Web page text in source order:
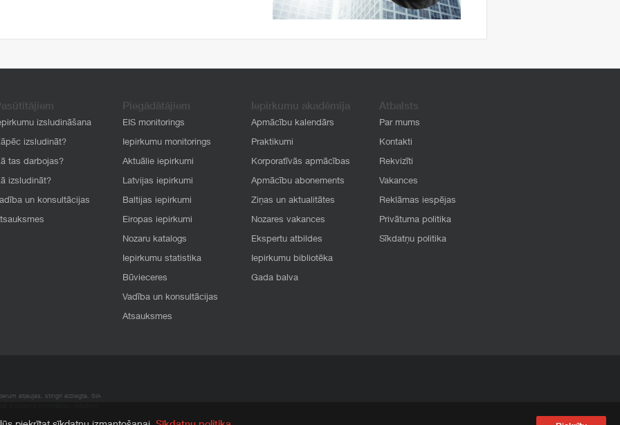
izsludināšana
izsludināt?
tas darbojas?
izsludināt?
un konsultācijas
Piegādātājiem
EIS monitorings
Iepirkumu monitorings
Aktuālie iepirkumi
Latvijas iepirkumi
Baltijas iepirkumi
Eiropas iepirkumi
Nozaru katalogs
Iepirkumu statistika
Būvieceres
Vadība un konsultācijas
Atsauksmes
Iepirkumu akadēmija
Apmācību kalendārs
Praktikumi
Korporatīvās apmācības
Apmācību abonements
Ziņas un aktualitātes
Nozares vakances
Ekspertu atbildes
Iepirkumu bibliotēka
Gada balva
Atbalsts
Par mums
Kontakti
Rekvizīti
Vakances
Reklāmas iespējas
Privātuma politika
Sīkdatņu politika
atļaujas, stingri aizliegta. SIA